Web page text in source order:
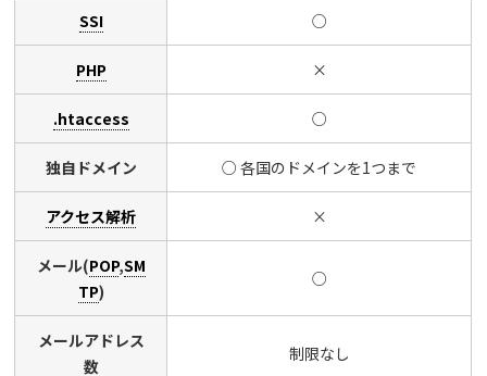
SSI ○
PHP ×
.htaccess ○
独自ドメイン ○ 各国のドメインを1つまで
アクセス解析 ×
メール(POP,SM
TP)
○
メールアドレス
数
制限なし